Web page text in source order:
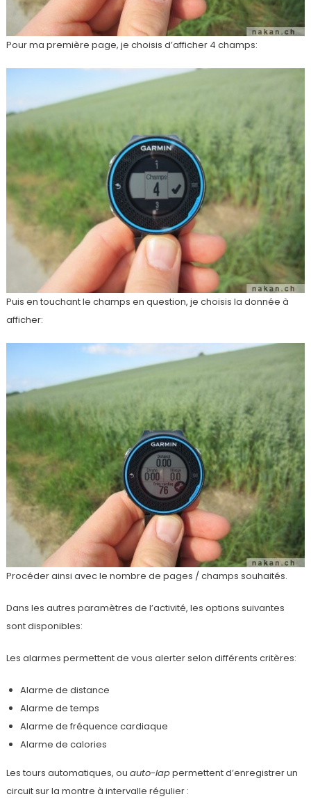
Pour ma première page, je choisis d’afficher 4 champs:
Puis en touchant le champs en question, je choisis la donnée à
afficher:
Procéder ainsi avec le nombre de pages / champs souhaités.
Dans les autres paramètres de l’activité, les options suivantes
sont disponibles:
Les alarmes permettent de vous alerter selon différents critères:
Alarme de distance
Alarme de temps
Alarme de fréquence cardiaque
Alarme de calories
Les tours automatiques, ou auto-lappermettent d’enregistrer un
circuit sur la montre à intervalle régulier :